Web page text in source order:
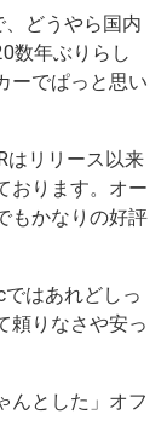
どうやら国内
数年ぶりらし
ーでぱっと思い
はリリース以来
おります。オー
もかなりの好評
はあれどしっ
頼りなさや安っ
んとした」オフ